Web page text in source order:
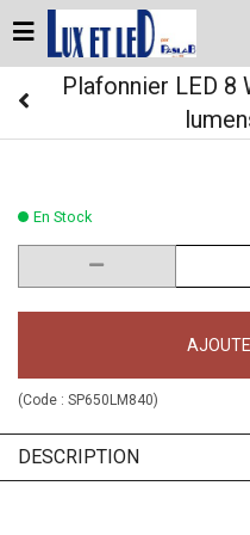
Plafonnier LED 8
En Stock
(Code : SP650LM840)
DESCRIPTION